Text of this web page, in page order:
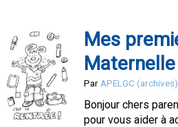
Mes
Maternelle
Par APELGC (archives)
Bonjour chers
pour vous aider à